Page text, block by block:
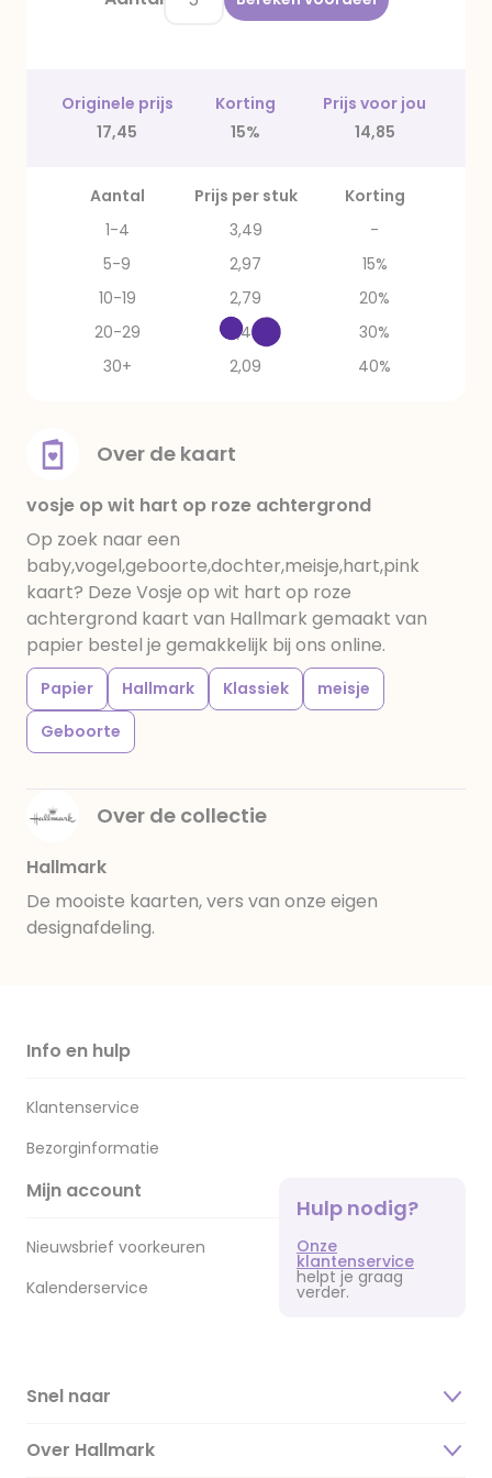
Originele prijs Korting
Prijs voor jou
17,45
15% 14,85
Aantal Prijs per stuk
Korting
1-4
3,49
-
5-9
2,97
15%
10-19
2,79
20%
20-29
2,44
30%
30+
2,09 40%
Over de kaart
vosje op wit hart op roze achtergrond
Op zoek naar een
baby,vogel,geboorte,dochter,meisje,hart,pink
kaart? Deze Vosje op wit hart op roze
achtergrond kaart van Hallmark gemaakt van
papier bestel je gemakkelijk bij ons online.
Papier Hallmark Klassiek
meisje
Geboorte
Over de collectie
Hallmark
De mooiste kaarten, vers van onze eigen
designafdeling.
Info en hulp
Klantenservice
Bezorginformatie
Mijn account
Nieuwsbrief voorkeuren
Kalenderservice
Hulp nodig?
Onze
klantenservice
helpt je graag
verder.
Snel naar
Over Hallmark